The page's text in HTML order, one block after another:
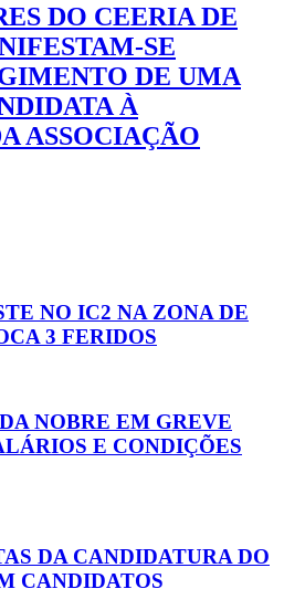
DO CEERIA DE
SE
DE UMA
À
ASSOCIAÇÃO
NO IC2 NA ZONA DE
3 FERIDOS
NOBRE EM GREVE
E CONDIÇÕES
DA CANDIDATURA DO
CANDIDATOS